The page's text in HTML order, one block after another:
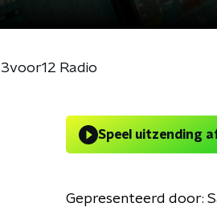
3voor12 Radio
Speel uitzending
Gepresenteerd door: